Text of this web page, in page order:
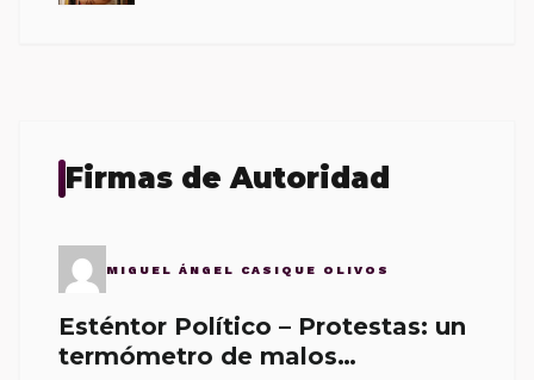
Firmas de Autoridad
MIGUEL ÁNGEL CASIQUE OLIVOS
Esténtor Político – Protestas: un
termómetro de malos